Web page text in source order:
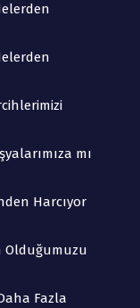
mı
Harcıyor
Olduğumuzu
Fazla